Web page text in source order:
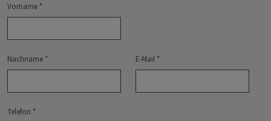
Vorname *
Nachname * E-Mail *
Telefon *